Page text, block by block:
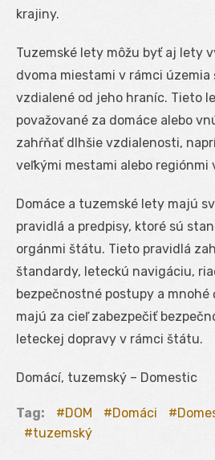
krajiny.
Tuzemské lety môžu byť aj lety
dvoma miestami v rámci
vzdialené od jeho hraníc. Tieto
považované za domáce alebo
zahŕňať dlhšie vzdialenosti,
veľkými mestami alebo regiónmi
Domáce a tuzemské lety majú
pravidlá a predpisy, ktoré sú
orgánmi štátu. Tieto pravidlá
štandardy, leteckú navigáciu,
bezpečnostné postupy a mnohé
majú za cieľ zabezpečiť
leteckej dopravy v rámci štátu.
Domácí, tuzemský – Domestic
Tag: DOM Domáci
tuzemský